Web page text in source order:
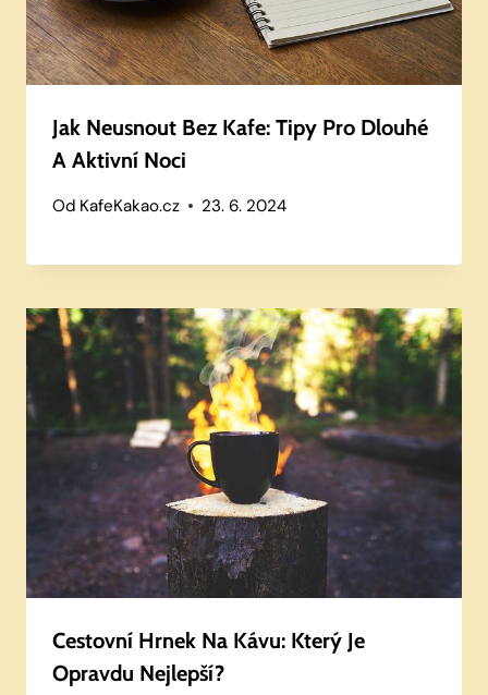
Jak Neusnout Bez Kafe: Tipy Pro Dlouhé
A Aktivní Noci
Od KafeKakao.cz 23. 6. 2024
Cestovní Hrnek Na Kávu: Který Je
Opravdu Nejlepší?